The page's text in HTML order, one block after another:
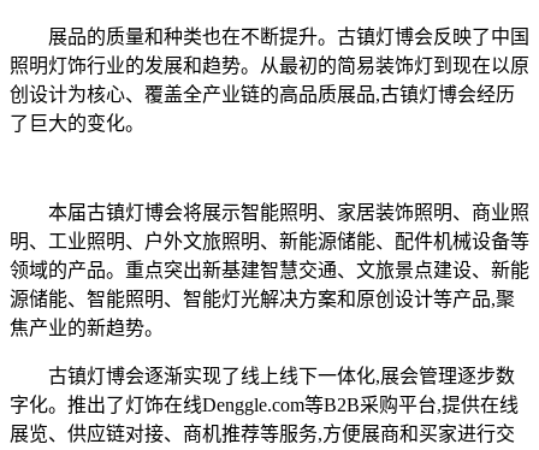
展品的质量和种类也在不断提升。古镇灯博会反映了中国
照明灯饰行业的发展和趋势。从最初的简易装饰灯到现在以原
创设计为核心、覆盖全产业链的高品质展品,古镇灯博会经历
了巨大的变化。
本届古镇灯博会将展示智能照明、家居装饰照明、商业照
明、工业照明、户外文旅照明、新能源储能、配件机械设备等
领域的产品。重点突出新基建智慧交通、文旅景点建设、新能
源储能、智能照明、智能灯光解决方案和原创设计等产品,聚
焦产业的新趋势。
古镇灯博会逐渐实现了线上线下一体化,展会管理逐步数
字化。推出了灯饰在线Denggle.com等B2B采购平台,提供在线
展览、供应链对接、商机推荐等服务,方便展商和买家进行交